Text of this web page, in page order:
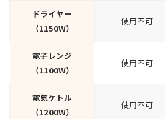
ドライヤー
（1150W）
使用不可
電子レンジ
（1100W）
使用不可
電気ケトル
（1200W）
使用不可